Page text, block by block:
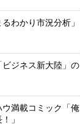
わかり市況分析」
ビジネス新大陸」の
ウ満載コミック「俺
」